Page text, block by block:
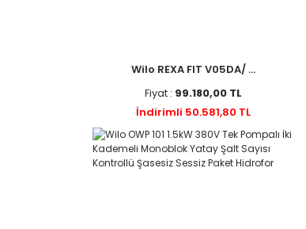
Wilo REXA FIT V05DA/ ...
Fiyat : 99.180,00 TL
İndirimli 50.581,80 TL